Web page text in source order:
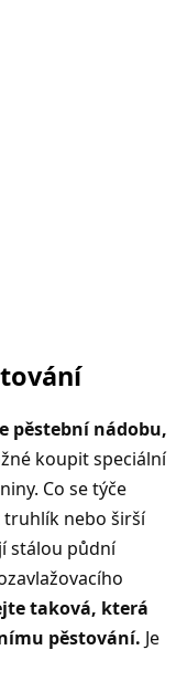
pěstební nádobu,
koupit speciální
Co se týče
truhlík nebo širší
stálou půdní
taková, která
pěstování. Je